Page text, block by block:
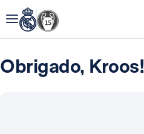
Obrigado, Kroos!